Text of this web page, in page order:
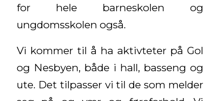
for hele barneskolen og
ungdomsskolen også.
Vi kommer til å ha aktivteter på Gol
og Nesbyen, både i hall, basseng og
ute. Det tilpasser vi til de som melder